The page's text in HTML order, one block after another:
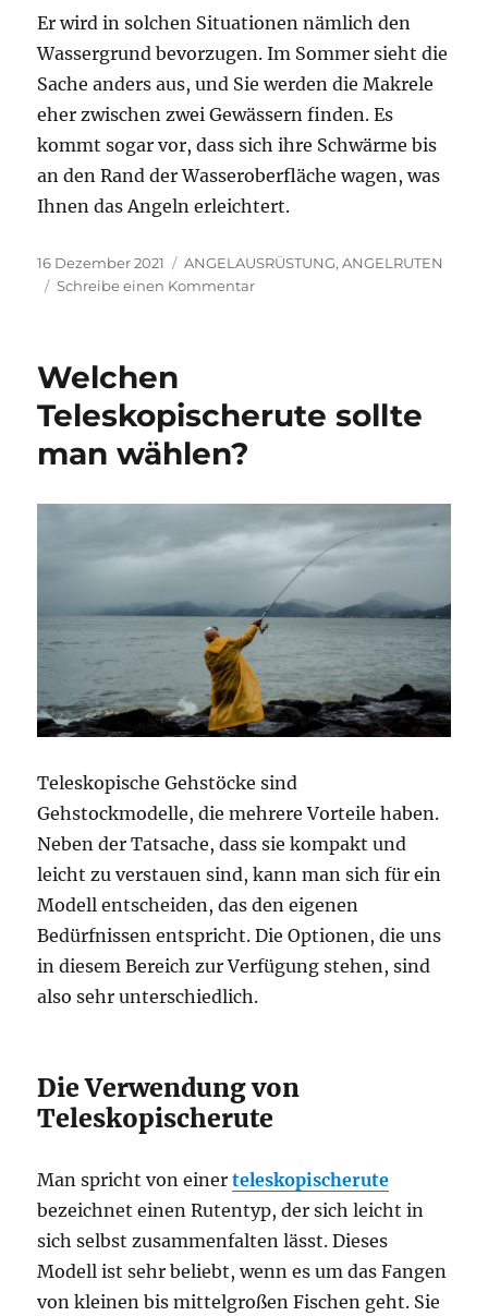
Er wird in solchen Situationen nämlich den
Wassergrund bevorzugen. Im Sommer sieht die
Sache anders aus, und Sie werden die Makrele
eher zwischen zwei Gewässern finden. Es
kommt sogar vor, dass sich ihre Schwärme bis
an den Rand der Wasseroberfläche wagen, was
Ihnen das Angeln erleichtert.
Veröffentlicht
am
16 Dezember 2021 Kategorien
ANGELAUSRÜSTUNG,ANGELRUTEN
Schreibe einen Kommentarzu
Welchen
Teleskopischerute sollte
man wählen?
Teleskopische Gehstöcke sind
Gehstockmodelle, die mehrere Vorteile haben.
Neben der Tatsache, dass sie kompakt und
leicht zu verstauen sind, kann man sich für ein
Modell entscheiden, das den eigenen
Bedürfnissen entspricht. Die Optionen, die uns
in diesem Bereich zur Verfügung stehen, sind
also sehr unterschiedlich.
Die Verwendung von
Teleskopischerute
Man spricht von einerteleskopischerute
bezeichnet einen Rutentyp, der sich leicht in
sich selbst zusammenfalten lässt. Dieses
Modell ist sehr beliebt, wenn es um das Fangen
von kleinen bis mittelgroßen Fischen geht. Sie